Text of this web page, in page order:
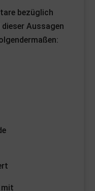
bezüglich
Aussagen
mit